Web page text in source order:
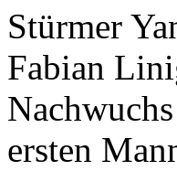
Stürmer
Fabian
ersten